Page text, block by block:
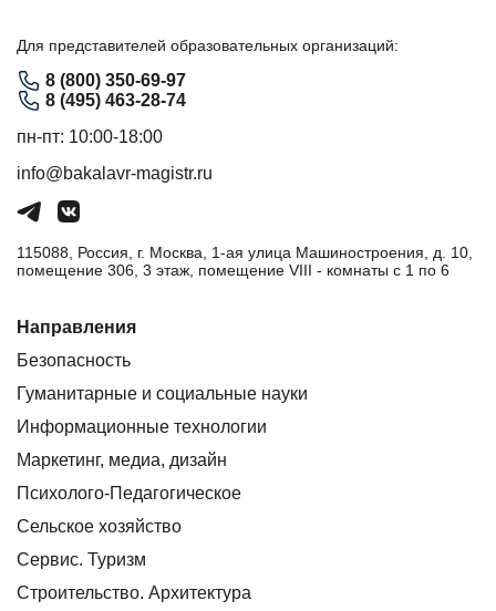
Для представителей образовательных организаций:
8 (800) 350-69-97
8 (495) 463-28-74
пн-пт: 10:00-18:00
info@bakalavr-magistr.ru
115088, Россия, г. Москва, 1-ая улица Машиностроения, д. 10,
помещение 306, 3 этаж, помещение VIII - комнаты с 1 по 6
Направления
Безопасность
Гуманитарные и социальные науки
Информационные технологии
Маркетинг, медиа, дизайн
Психолого-Педагогическое
Сельское хозяйство
Сервис. Туризм
Строительство. Архитектура